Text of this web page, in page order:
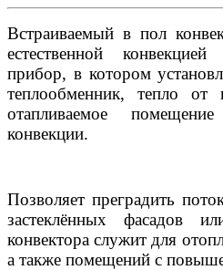
Встраиваемый в пол
естественной
прибор, в котором
теплообменник, тепло от
отапливаемое
конвекции.
Позволяет преградить
застеклённых фасадов
конвектора служит для
а также помещений с